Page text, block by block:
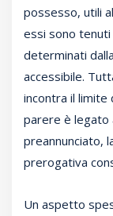
possesso, utili
essi sono
determinati
accessibile.
incontra il limite
parere è legato
preannunciato,
prerogativa
Un aspetto